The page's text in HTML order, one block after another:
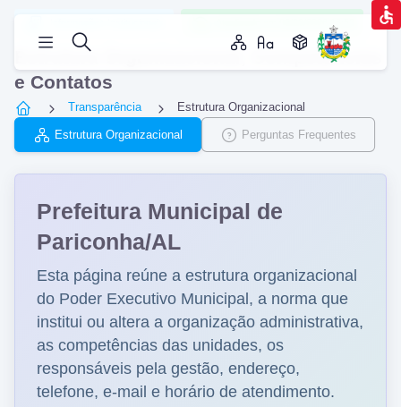
Estrutura Organizacional, Competências
e Contatos
Transparência Estrutura Organizacional
Estrutura Organizacional Perguntas Frequentes
Prefeitura Municipal de
Pariconha/AL
Esta página reúne a estrutura organizacional
do Poder Executivo Municipal, a norma que
institui ou altera a organização administrativa,
as competências das unidades, os
responsáveis pela gestão, endereço,
telefone, e-mail e horário de atendimento.